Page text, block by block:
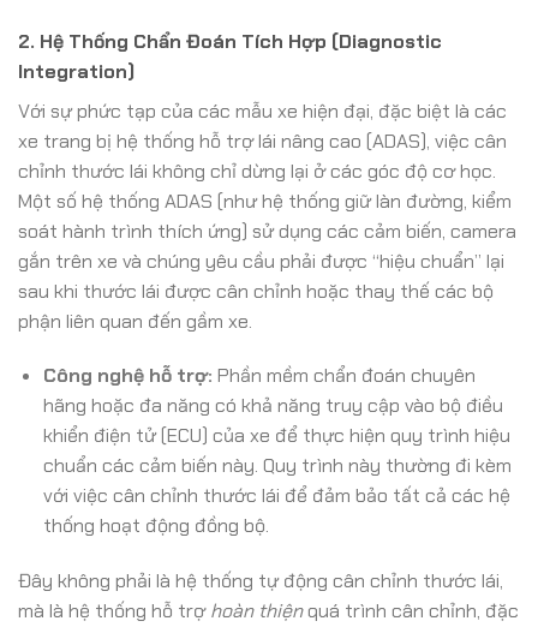
2. Hệ Thống Chẩn Đoán Tích Hợp (Diagnostic
Integration)
Với sự phức tạp của các mẫu xe hiện đại, đặc biệt là các
xe trang bị hệ thống hỗ trợ lái nâng cao (ADAS), việc cân
chỉnh thước lái không chỉ dừng lại ở các góc độ cơ học.
Một số hệ thống ADAS (như hệ thống giữ làn đường, kiểm
soát hành trình thích ứng) sử dụng các cảm biến, camera
gắn trên xe và chúng yêu cầu phải được “hiệu chuẩn” lại
sau khi thước lái được cân chỉnh hoặc thay thế các bộ
phận liên quan đến gầm xe.
Công nghệ hỗ trợ: Phần mềm chẩn đoán chuyên
hãng hoặc đa năng có khả năng truy cập vào bộ điều
khiển điện tử (ECU) của xe để thực hiện quy trình hiệu
chuẩn các cảm biến này. Quy trình này thường đi kèm
với việc cân chỉnh thước lái để đảm bảo tất cả các hệ
thống hoạt động đồng bộ.
Đây không phải là hệ thống tự động cân chỉnh thước lái,
mà là hệ thống hỗ trợhoàn thiệnquá trình cân chỉnh, đặc